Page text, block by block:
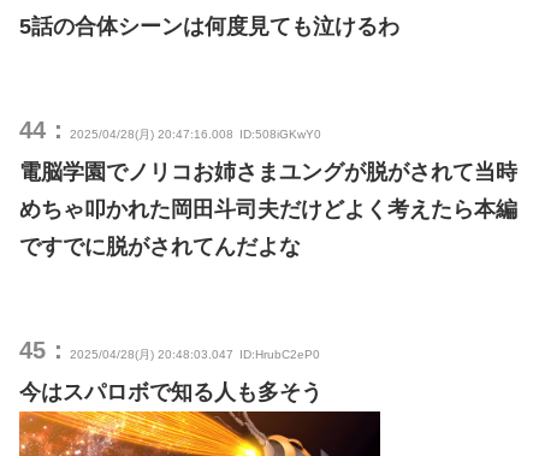
5話の合体シーンは何度見ても泣けるわ
44： 2025/04/28(月) 20:47:16.008 ID:508iGKwY0
電脳学園でノリコお姉さまユングが脱がされて当時
めちゃ叩かれた岡田斗司夫だけどよく考えたら本編
ですでに脱がされてんだよな
45： 2025/04/28(月) 20:48:03.047 ID:HrubC2eP0
今はスパロボで知る人も多そう